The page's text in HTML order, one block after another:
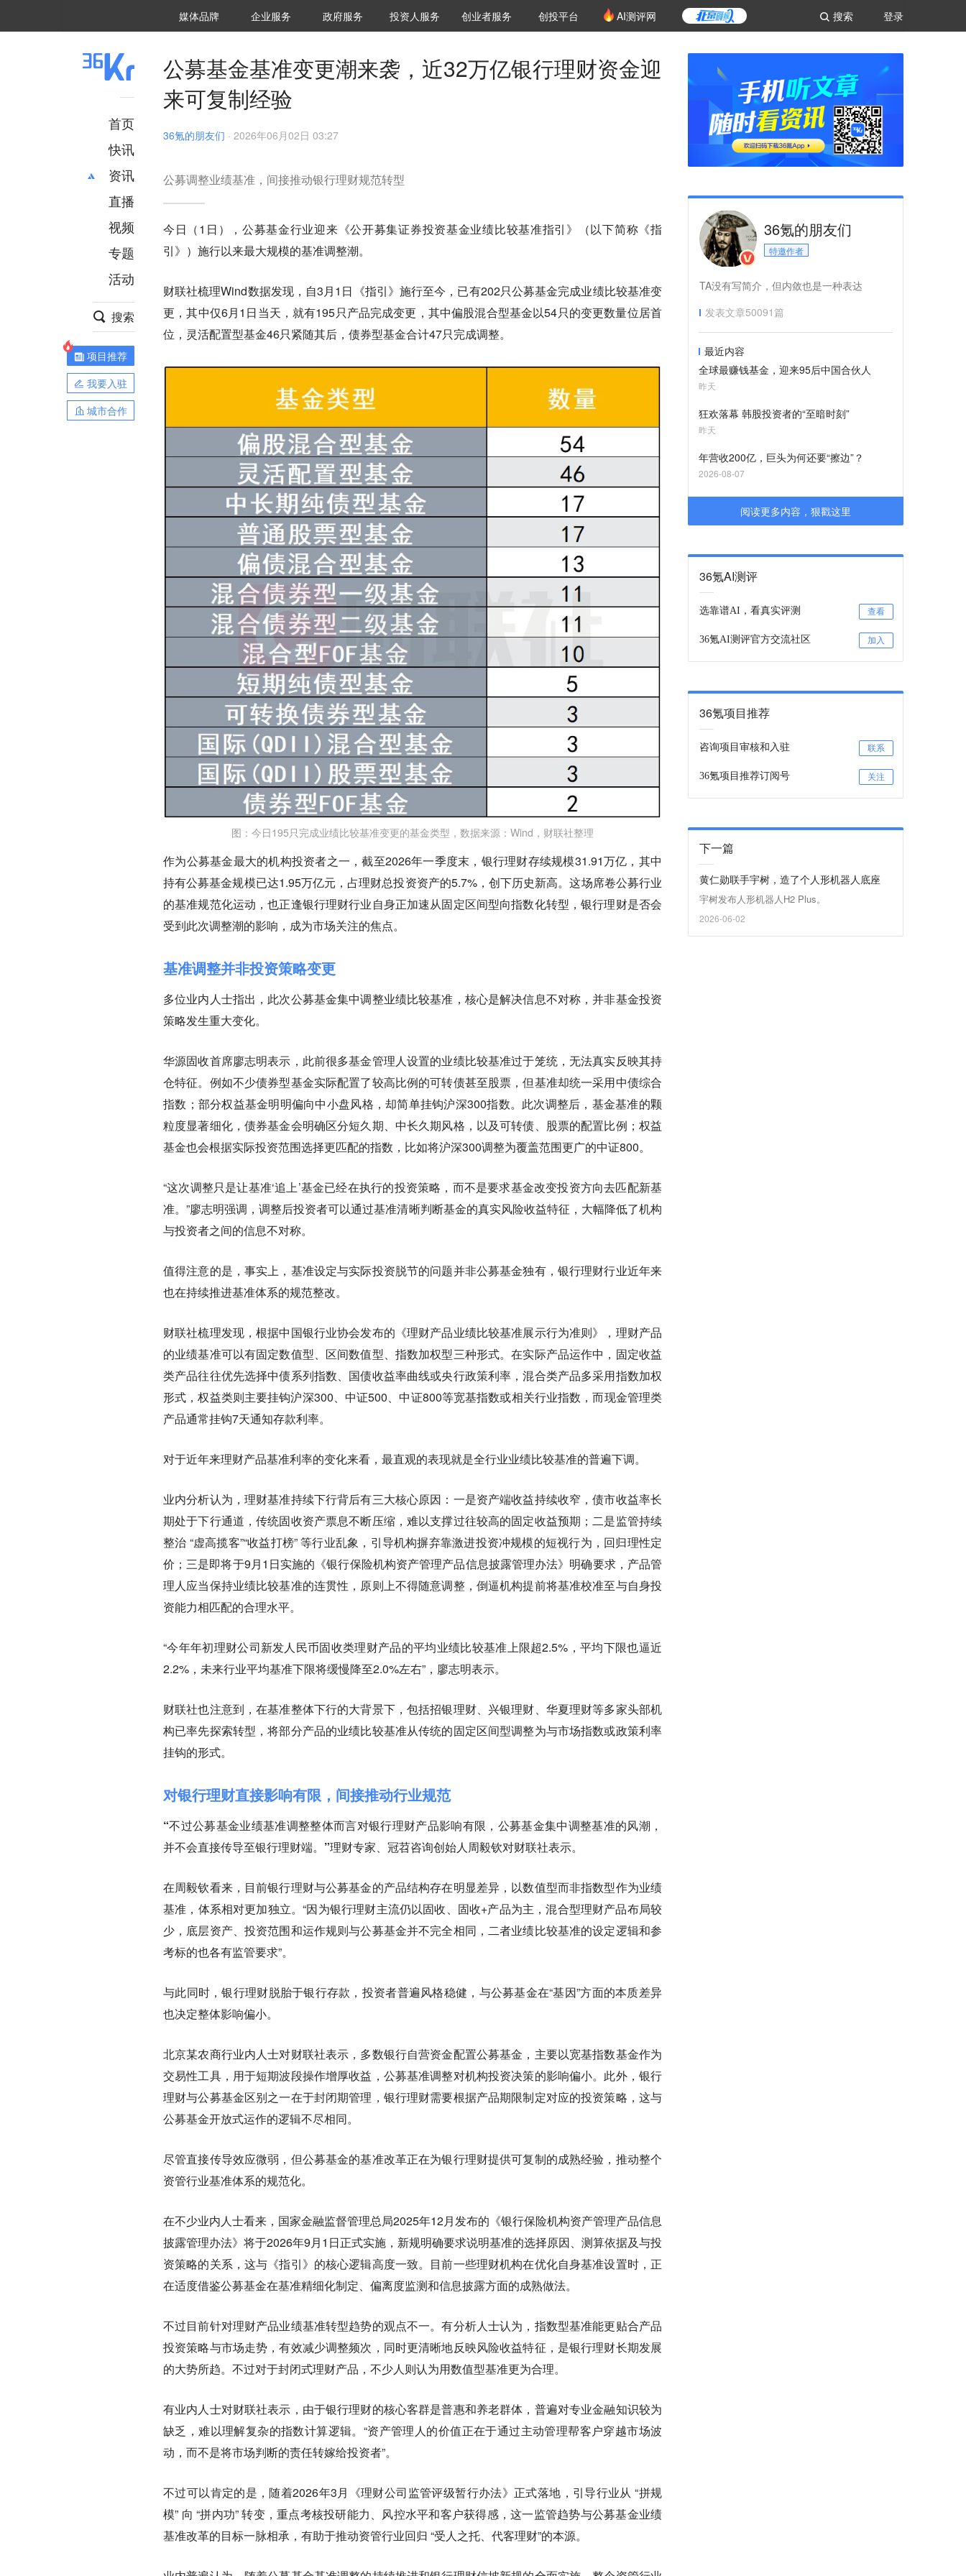
登录
搜索
媒体品牌 36Kr研究院
企业服务 城市之窗
政府服务 VClub投资机构库
投资机构职位推介
投资人服务 创投氪堂
创业者服务 创投平台 AI测评网
首页
快讯
资讯
推荐
财经
项目推荐
安徽
直播
视频
专题
活动
搜索
项目推荐
我要入驻
城市合作
公募基金基准变更潮来袭，近32万亿银行理财资金迎
来可复制经验
36氪的朋友们 · 2026年06月02日 03:27
公募调整业绩基准，间接推动银行理财规范转型
今日（1日），公募基金行业迎来《公开募集证券投资基金业绩比较基准指引》（以下简称《指
引》）施行以来最大规模的基准调整潮。
财联社梳理Wind数据发现，自3月1日《指引》施行至今，已有202只公募基金完成业绩比较基准变
更，其中仅6月1日当天，就有195只产品完成变更，其中偏股混合型基金以54只的变更数量位居首
位，灵活配置型基金46只紧随其后，债券型基金合计47只完成调整。
图：今日195只完成业绩比较基准变更的基金类型，数据来源：Wind，财联社整理
作为公募基金最大的机构投资者之一，截至2026年一季度末，银行理财存续规模31.91万亿，其中
持有公募基金规模已达1.95万亿元，占理财总投资资产的5.7%，创下历史新高。这场席卷公募行业
的基准规范化运动，也正逢银行理财行业自身正加速从固定区间型向指数化转型，银行理财是否会
受到此次调整潮的影响，成为市场关注的焦点。
基准调整并非投资策略变更
多位业内人士指出，此次公募基金集中调整业绩比较基准，核心是解决信息不对称，并非基金投资
策略发生重大变化。
华源固收首席廖志明表示，此前很多基金管理人设置的业绩比较基准过于笼统，无法真实反映其持
仓特征。例如不少债券型基金实际配置了较高比例的可转债甚至股票，但基准却统一采用中债综合
指数；部分权益基金明明偏向中小盘风格，却简单挂钩沪深300指数。此次调整后，基金基准的颗
粒度显著细化，债券基金会明确区分短久期、中长久期风格，以及可转债、股票的配置比例；权益
基金也会根据实际投资范围选择更匹配的指数，比如将沪深300调整为覆盖范围更广的中证800。
“这次调整只是让基准‘追上’基金已经在执行的投资策略，而不是要求基金改变投资方向去匹配新基
准。”廖志明强调，调整后投资者可以通过基准清晰判断基金的真实风险收益特征，大幅降低了机构
与投资者之间的信息不对称。
值得注意的是，事实上，基准设定与实际投资脱节的问题并非公募基金独有，银行理财行业近年来
也在持续推进基准体系的规范整改。
财联社梳理发现，根据中国银行业协会发布的《理财产品业绩比较基准展示行为准则》，理财产品
的业绩基准可以有固定数值型、区间数值型、指数加权型三种形式。在实际产品运作中，固定收益
类产品往往优先选择中债系列指数、国债收益率曲线或央行政策利率，混合类产品多采用指数加权
形式，权益类则主要挂钩沪深300、中证500、中证800等宽基指数或相关行业指数，而现金管理类
产品通常挂钩7天通知存款利率。
对于近年来理财产品基准利率的变化来看，最直观的表现就是全行业业绩比较基准的普遍下调。
业内分析认为，理财基准持续下行背后有三大核心原因：一是资产端收益持续收窄，债市收益率长
期处于下行通道，传统固收资产票息不断压缩，难以支撑过往较高的固定收益预期；二是监管持续
整治 “虚高揽客”“收益打榜” 等行业乱象，引导机构摒弃靠激进投资冲规模的短视行为，回归理性定
价；三是即将于9月1日实施的《银行保险机构资产管理产品信息披露管理办法》明确要求，产品管
理人应当保持业绩比较基准的连贯性，原则上不得随意调整，倒逼机构提前将基准校准至与自身投
资能力相匹配的合理水平。
“今年年初理财公司新发人民币固收类理财产品的平均业绩比较基准上限超2.5%，平均下限也逼近
2.2%，未来行业平均基准下限将缓慢降至2.0%左右”，廖志明表示。
财联社也注意到，在基准整体下行的大背景下，包括招银理财、兴银理财、华夏理财等多家头部机
构已率先探索转型，将部分产品的业绩比较基准从传统的固定区间型调整为与市场指数或政策利率
挂钩的形式。
对银行理财直接影响有限，间接推动行业规范
“不过公募基金业绩基准调整整体而言对银行理财产品影响有限，公募基金集中调整基准的风潮，
并不会直接传导至银行理财端。”理财专家、冠苕咨询创始人周毅钦对财联社表示。
在周毅钦看来，目前银行理财与公募基金的产品结构存在明显差异，以数值型而非指数型作为业绩
基准，体系相对更加独立。“因为银行理财主流仍以固收、固收+产品为主，混合型理财产品布局较
少，底层资产、投资范围和运作规则与公募基金并不完全相同，二者业绩比较基准的设定逻辑和参
考标的也各有监管要求”。
与此同时，银行理财脱胎于银行存款，投资者普遍风格稳健，与公募基金在“基因”方面的本质差异
也决定整体影响偏小。
北京某农商行业内人士对财联社表示，多数银行自营资金配置公募基金，主要以宽基指数基金作为
交易性工具，用于短期波段操作增厚收益，公募基准调整对机构投资决策的影响偏小。此外，银行
理财与公募基金区别之一在于封闭期管理，银行理财需要根据产品期限制定对应的投资策略，这与
公募基金开放式运作的逻辑不尽相同。
尽管直接传导效应微弱，但公募基金的基准改革正在为银行理财提供可复制的成熟经验，推动整个
资管行业基准体系的规范化。
在不少业内人士看来，国家金融监督管理总局2025年12月发布的《银行保险机构资产管理产品信息
披露管理办法》将于2026年9月1日正式实施，新规明确要求说明基准的选择原因、测算依据及与投
资策略的关系，这与《指引》的核心逻辑高度一致。目前一些理财机构在优化自身基准设置时，正
在适度借鉴公募基金在基准精细化制定、偏离度监测和信息披露方面的成熟做法。
不过目前针对理财产品业绩基准转型趋势的观点不一。有分析人士认为，指数型基准能更贴合产品
投资策略与市场走势，有效减少调整频次，同时更清晰地反映风险收益特征，是银行理财长期发展
的大势所趋。不过对于封闭式理财产品，不少人则认为用数值型基准更为合理。
有业内人士对财联社表示，由于银行理财的核心客群是普惠和养老群体，普遍对专业金融知识较为
缺乏，难以理解复杂的指数计算逻辑。“资产管理人的价值正在于通过主动管理帮客户穿越市场波
动，而不是将市场判断的责任转嫁给投资者”。
不过可以肯定的是，随着2026年3月《理财公司监管评级暂行办法》正式落地，引导行业从 “拼规
模” 向 “拼内功” 转变，重点考核投研能力、风控水平和客户获得感，这一监管趋势与公募基金业绩
基准改革的目标一脉相承，有助于推动资管行业回归 “受人之托、代客理财”的本源。
36氪的朋友们
特邀作者
TA没有写简介，但内敛也是一种表达
发表文章50091篇
最近内容
全球最赚钱基金，迎来95后中国合伙人
昨天
狂欢落幕 韩股投资者的“至暗时刻”
昨天
年营收200亿，巨头为何还要“擦边”？
2026-08-07
阅读更多内容，狠戳这里
36氪AI测评
选靠谱AI，看真实评测 查看
36氪AI测评官方交流社区 加入
36氪项目推荐
咨询项目审核和入驻 联系
36氪项目推荐订阅号 关注
下一篇
黄仁勋联手宇树，造了个人形机器人底座
宇树发布人形机器人H2 Plus。
2026-06-02